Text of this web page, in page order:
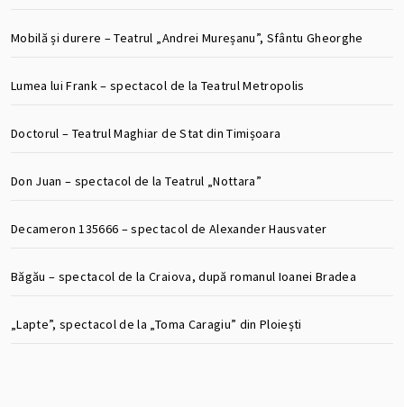
Mobilă și durere – Teatrul „Andrei Mureșanu”, Sfântu Gheorghe
Lumea lui Frank – spectacol de la Teatrul Metropolis
Doctorul – Teatrul Maghiar de Stat din Timișoara
Don Juan – spectacol de la Teatrul „Nottara”
Decameron 135666 – spectacol de Alexander Hausvater
Băgău – spectacol de la Craiova, după romanul Ioanei Bradea
„Lapte”, spectacol de la „Toma Caragiu” din Ploiești